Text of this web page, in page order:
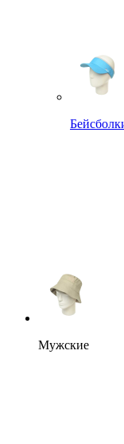
Мужские